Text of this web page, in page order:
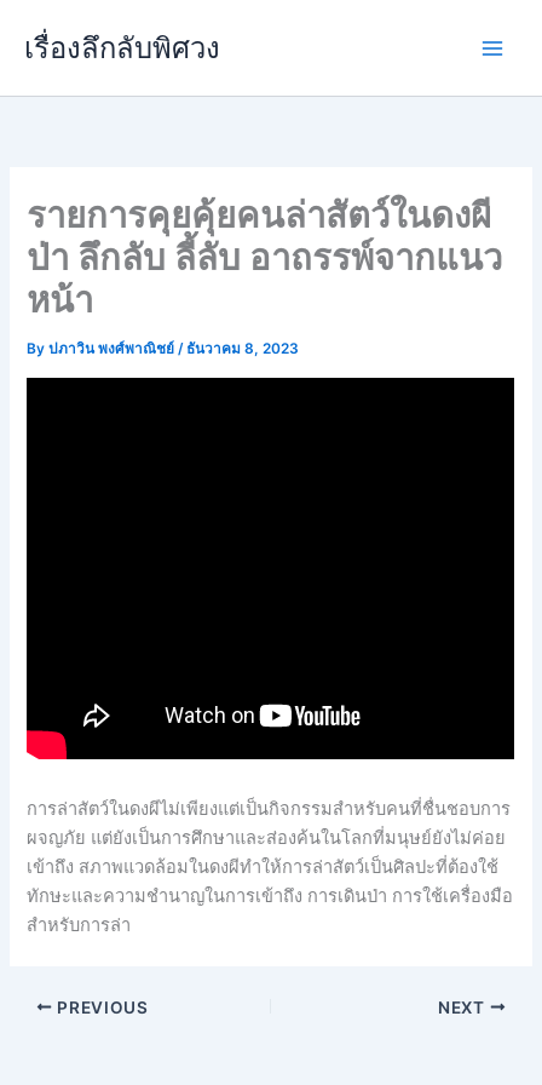
เรื่องลึกลับพิศวง
รายการคุยคุ้ยคนล่าสัตว์ในดงผี
ป่า ลึกลับ ลี้ลับ อาถรรพ์จากแนว
หน้า
Byปภาวิน พงศ์พาณิชย์/ ธันวาคม 8, 2023
การล่าสัตว์ในดงผีไม่เพียงแต่เป็นกิจกรรมสำหรับคนที่ชื่นชอบการ
ผจญภัย แต่ยังเป็นการศึกษาและส่องค้นในโลกที่มนุษย์ยังไม่ค่อย
เข้าถึง สภาพแวดล้อมในดงผีทำให้การล่าสัตว์เป็นศิลปะที่ต้องใช้
ทักษะและความชำนาญในการเข้าถึง การเดินป่า การใช้เครื่องมือ
สำหรับการล่า
PREVIOUS NEXT